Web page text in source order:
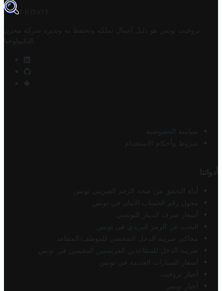
TROVIT
تروفيت تونس هو دليل أعمال تملكه وتحتفظ به وتديره
شركة مخزن
التكنولوجيا
سياسة الخصوصية
شروط وأحكام الاستخدام
أدواتنا
أداة التحقق من صحة الرقم الضريبي تونس
محول رقم الحساب الآيبان في تونس
أسعار صرف الدينار التونسي
البحث عن الرمز البريدي في تونس
محاكي ضريبة الدخل الشخصي للموظف/المتقاعد
ضريبة الدخل للمتقاعدين الفرنسيين المقيمين في تونس
أسعار السيارات الجديدة في تونس
أخبار تروفيت
أخبار تونس